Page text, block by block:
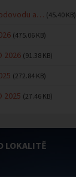
a… (45.40 KB)
(475.06 KB)
2026 (91.38 KB)
(272.84 KB)
2025 (27.46 KB)
LOKALITĚ